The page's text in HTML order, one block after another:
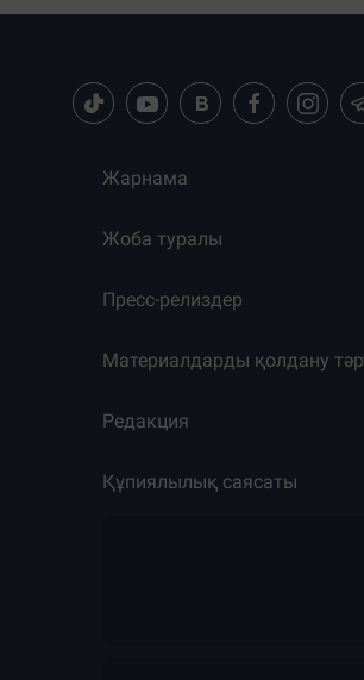
Жарнама
Жоба туралы
Пресс-релиздер
Материалдарды қолдану
Редакция
Құпиялылық саясаты